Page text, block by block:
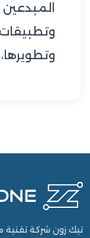
تيك زون شركة تقنية